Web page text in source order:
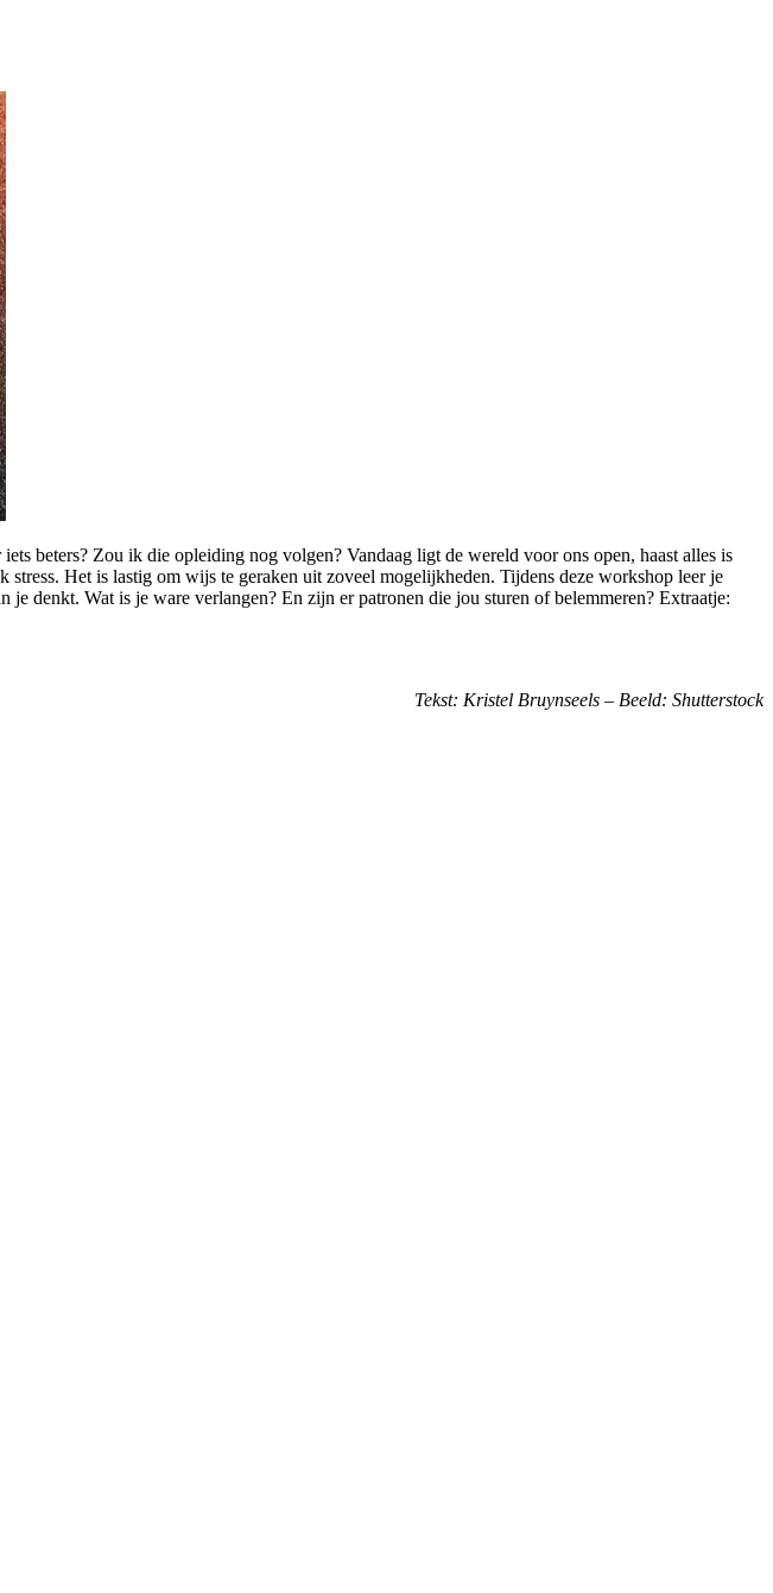
beters? Zou ik die opleiding nog volgen? Vandaag ligt de wereld voor ons open, haast alles is
Het is lastig om wijs te geraken uit zoveel mogelijkheden. Tijdens deze workshop leer je
denkt. Wat is je ware verlangen? En zijn er patronen die jou sturen of belemmeren? Extraatje:
Tekst: Kristel Bruynseels – Beeld: Shutterstock